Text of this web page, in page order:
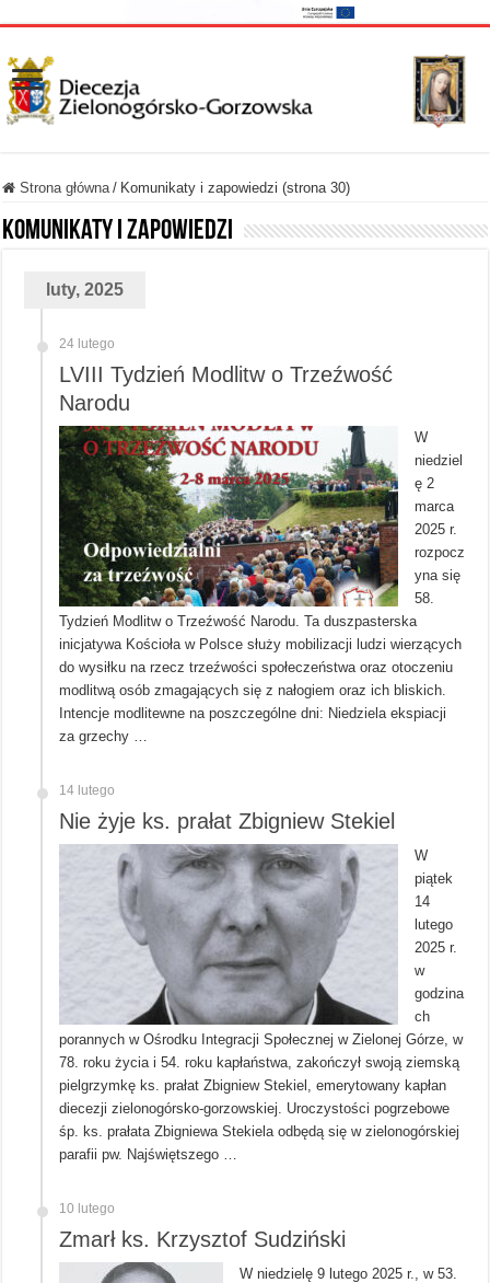
Strona główna / Komunikaty i zapowiedzi (strona 30)
Komunikaty i zapowiedzi
luty, 2025
24 lutego
LVIII Tydzień Modlitw o Trzeźwość
Narodu
W
niedziel
ę 2
marca
2025 r.
rozpocz
yna się
58.
Tydzień Modlitw o Trzeźwość Narodu. Ta duszpasterska
inicjatywa Kościoła w Polsce służy mobilizacji ludzi wierzących
do wysiłku na rzecz trzeźwości społeczeństwa oraz otoczeniu
modlitwą osób zmagających się z nałogiem oraz ich bliskich.
Intencje modlitewne na poszczególne dni: Niedziela ekspiacji
za grzechy …
14 lutego
Nie żyje ks. prałat Zbigniew Stekiel
W
piątek
14
lutego
2025 r.
w
godzina
ch
porannych w Ośrodku Integracji Społecznej w Zielonej Górze, w
78. roku życia i 54. roku kapłaństwa, zakończył swoją ziemską
pielgrzymkę ks. prałat Zbigniew Stekiel, emerytowany kapłan
diecezji zielonogórsko-gorzowskiej. Uroczystości pogrzebowe
śp. ks. prałata Zbigniewa Stekiela odbędą się w zielonogórskiej
parafii pw. Najświętszego …
10 lutego
Zmarł ks. Krzysztof Sudziński
W niedzielę 9 lutego 2025 r., w 53.